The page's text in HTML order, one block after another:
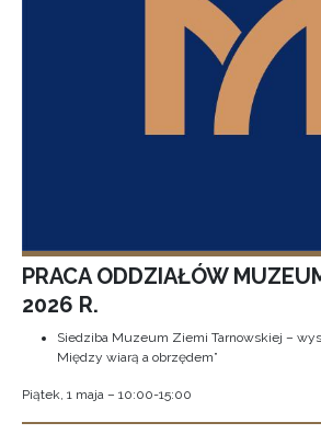
PRACA ODDZIAŁÓW
2026 R.
Siedziba Muzeum Ziemi Tarnowskiej –
Między wiarą a obrzędem”
Piątek, 1 maja – 10:00-15:00